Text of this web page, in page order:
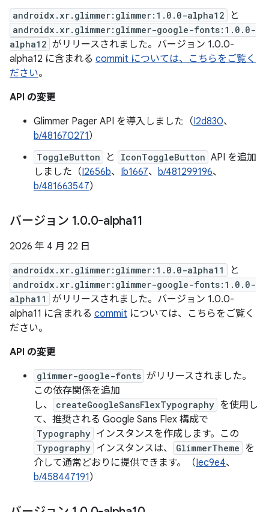
androidx.xr.glimmer:glimmer:1.0.0-alpha12 と
androidx.xr.glimmer:glimmer-google-fonts:1.0.0-
alpha12 がリリースされました。バージョン 1.0.0-
alpha12 に含まれる commit については、こちらをご覧く
ださい。
API の変更
Glimmer Pager API を導入しました（I2d830、
b/481670271）
ToggleButton と IconToggleButton API を追加
しました（I2656b、 Ib1667、 b/481299196、
b/481663547）
バージョン 1.0.0-alpha11
2026 年 4 月 22 日
androidx.xr.glimmer:glimmer:1.0.0-alpha11 と
androidx.xr.glimmer:glimmer-google-fonts:1.0.0-
alpha11
がリリースされました。バージョン 1.0.0-
alpha11 に含まれる commit については、こちらをご覧く
ださい。
API の変更
glimmer-google-fonts がリリースされました。
この依存関係を追加
し、
createGoogleSansFlexTypography を使用し
て、推奨される Google Sans Flex 構成で
Typography インスタンスを作成します。この
Typography インスタンスは、 GlimmerTheme を
介して通常どおりに提供できます。（Iec9e4、
b/458447191）